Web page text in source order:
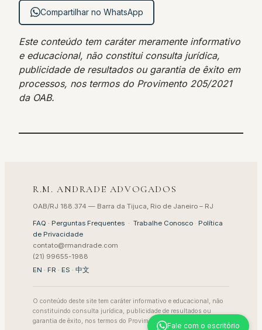
Compartilhar no WhatsApp
Este conteúdo tem caráter meramente informativo
e educacional, não constitui consulta jurídica,
publicidade de resultados ou garantia de êxito em
processos, nos termos do Provimento 205/2021
da OAB.
R.M. ANDRADE ADVOGADOS
OAB/RJ 188.374 — Barra da Tijuca, Rio de Janeiro – RJ
FAQ · Perguntas Frequentes · Trabalhe Conosco · Política
de Privacidade
contato@rmandrade.com
(21) 99655-1988
EN · FR · ES · 中文
O conteúdo deste site tem caráter informativo e educacional, não
constituindo consulta jurídica, publicidade de resultados ou
garantia de êxito, nos termos do Provimento 205/2021 da OAB.
Fale com o escritório